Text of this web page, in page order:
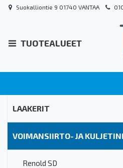
Suokalliontie 9 01740 VANTAA
TUOTEALUEET
LAAKERIT
VOIMANSIIRTO- JA
Renold SD